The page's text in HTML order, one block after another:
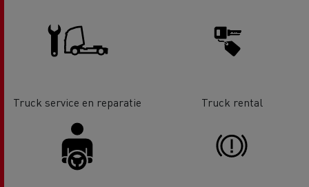
Truck service en reparatie Truck rental